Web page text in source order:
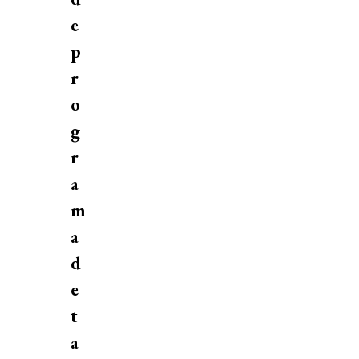
e
p
r
o
g
r
a
m
a
d
e
t
a